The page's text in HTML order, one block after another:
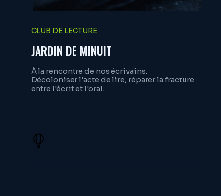
CLUB DE LECTURE
JARDIN DE MINUIT
À la rencontre de nos écrivains.
Décoloniser l'acte de lire, réparer la fracture
entre l'écrit et l'oral.